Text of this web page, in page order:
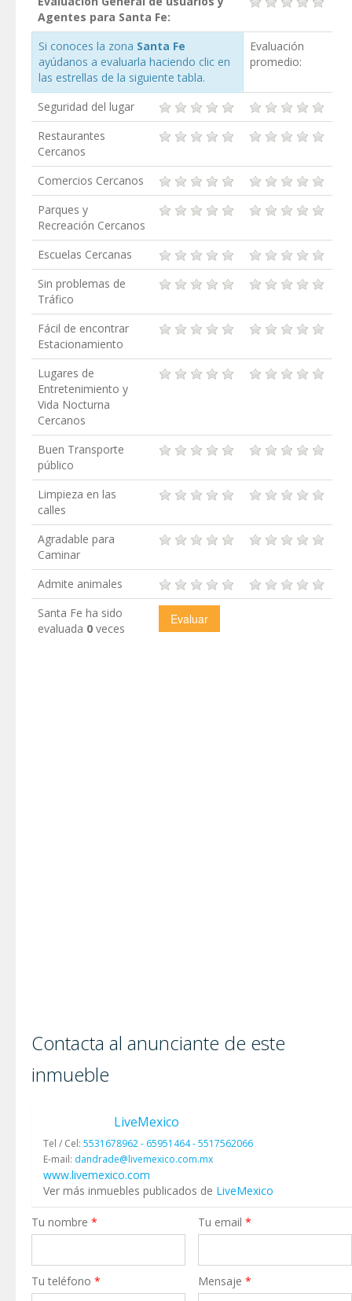
Agentes para Santa Fe:
Si conoces la zona Santa Fe
ayúdanos a evaluarla haciendo clic en
las estrellas de la siguiente tabla.
Evaluación
promedio:
Seguridad del lugar
Restaurantes
Cercanos
Comercios Cercanos
Parques y
Recreación Cercanos
Escuelas Cercanas
Sin problemas de
Tráfico
Fácil de encontrar
Estacionamiento
Lugares de
Entretenimiento y
Vida Nocturna
Cercanos
Buen Transporte
público
Limpieza en las
calles
Agradable para
Caminar
Admite animales
Santa Fe ha sido
evaluada 0 veces
Contacta al anunciante de este
inmueble
LiveMexico
Tel / Cel: 5531678962 - 65951464 - 5517562066
E-mail: dandrade@livemexico.com.mx
www.livemexico.com
Ver más inmuebles publicados de LiveMexico
Tu nombre * Tu email*
Tu teléfono * Mensaje*